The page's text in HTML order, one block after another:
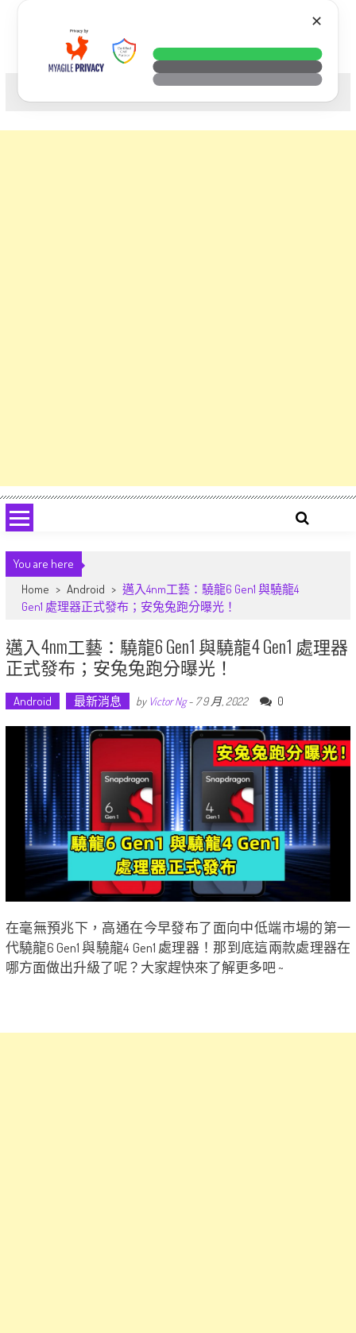
科技. 生活. 攝影.
You are here
Home > Android > 邁入4nm工藝：驍龍6 Gen1 與驍龍4
Gen1 處理器正式發布；安兔兔跑分曝光！
邁入4nm工藝：驍龍6 Gen1 與驍龍4 Gen1 處理器
正式發布；安兔兔跑分曝光！
Android 最新消息 by Victor Ng- 7 9 月, 2022 0
在毫無預兆下，高通在今早發布了面向中低端市場的第一
代驍龍6 Gen1 與驍龍4 Gen1 處理器！那到底這兩款處理器在
哪方面做出升級了呢？大家趕快來了解更多吧 ~
✕